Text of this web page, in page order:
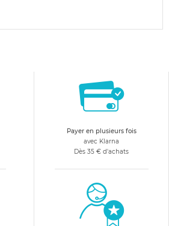
Payer en plusieurs fois
avec Klarna
Dès 35 € d'achats